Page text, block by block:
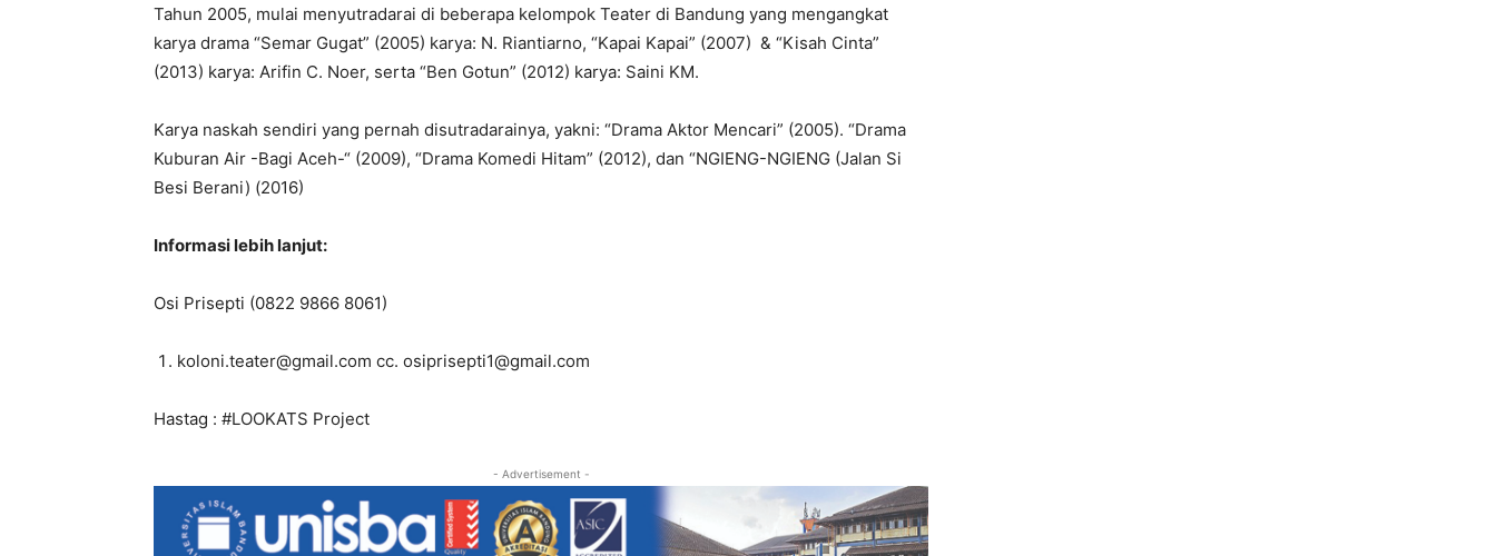
Tahun 2005, mulai menyutradarai di beberapa kelompok Teater di Bandung yang mengangkat
karya drama “Semar Gugat” (2005) karya: N. Riantiarno, “Kapai Kapai” (2007) & “Kisah Cinta”
(2013) karya: Arifin C. Noer, serta “Ben Gotun” (2012) karya: Saini KM.
Karya naskah sendiri yang pernah disutradarainya, yakni: “Drama Aktor Mencari” (2005). “Drama
Kuburan Air -Bagi Aceh-“ (2009), “Drama Komedi Hitam” (2012), dan “NGIENG-NGIENG (Jalan Si
Besi Berani) (2016)
Informasi lebih lanjut:
Osi Prisepti (0822 9866 8061)
koloni.teater@gmail.com cc. osiprisepti1@gmail.com
Hastag : #LOOKATS Project
- Advertisement -